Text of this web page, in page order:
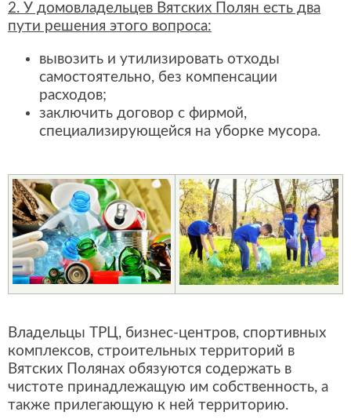
2. У домовладельцев Вятских Полян есть два
пути решения этого вопроса:
вывозить и утилизировать отходы
самостоятельно, без компенсации
расходов;
заключить договор с фирмой,
специализирующейся на уборке мусора.
Владельцы ТРЦ, бизнес-центров, спортивных
комплексов, строительных территорий в
Вятских Полянах обязуются содержать в
чистоте принадлежащую им собственность, а
также прилегающую к ней территорию.